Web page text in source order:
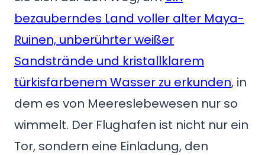
bezauberndes Land voller alter Maya-
Ruinen, unberührter weißer
Sandstrände und kristallklarem
türkisfarbenem Wasser zu erkunden, in
dem es von Meereslebewesen nur so
wimmelt. Der Flughafen ist nicht nur ein
Tor, sondern eine Einladung, den